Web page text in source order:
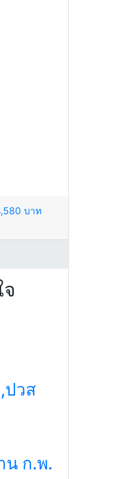
บาท
วส
น ก.พ.